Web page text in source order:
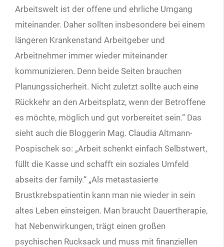
Arbeitswelt ist der offene und ehrliche Umgang
miteinander. Daher sollten insbesondere bei einem
längeren Krankenstand Arbeitgeber und
Arbeitnehmer immer wieder miteinander
kommunizieren. Denn beide Seiten brauchen
Planungssicherheit. Nicht zuletzt sollte auch eine
Rückkehr an den Arbeitsplatz, wenn der Betroffene
es möchte, möglich und gut vorbereitet sein.“ Das
sieht auch die Bloggerin Mag. Claudia Altmann-
Pospischek so: „Arbeit schenkt einfach Selbstwert,
füllt die Kasse und schafft ein soziales Umfeld
abseits der family.“ „Als metastasierte
Brustkrebspatientin kann man nie wieder in sein
altes Leben einsteigen. Man braucht Dauertherapie,
hat Nebenwirkungen, trägt einen großen
psychischen Rucksack und muss mit finanziellen